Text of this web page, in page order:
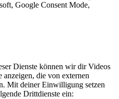
Google Consent Mode,
Dienste können wir dir Videos
anzeigen, die von externen
Mit deiner Einwilligung setzen
Drittdienste ein: